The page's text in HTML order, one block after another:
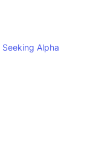
Seeking Alpha